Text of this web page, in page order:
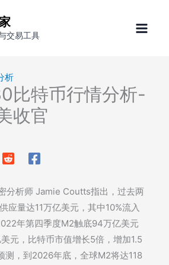
交易工具
析
比特币行情分析-
收官
分析师 Jamie Coutts指出，过去两
应量达11万亿美元，其中10%流入
年第四季度M2触底94万亿美元
元，比特币市值增长5倍，增加1.5
测，到2026年底，全球M2将达118